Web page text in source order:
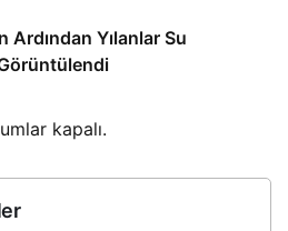
Ardından Yılanlar Su
kapalı.